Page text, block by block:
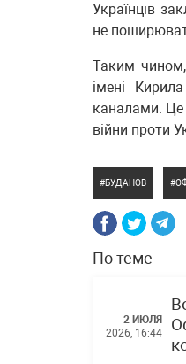
Українців
не
Таким чином,
імені
каналами. Це
війни проти
БУДАНОВ
По теме
2 ИЮЛЯ
2026, 16:44